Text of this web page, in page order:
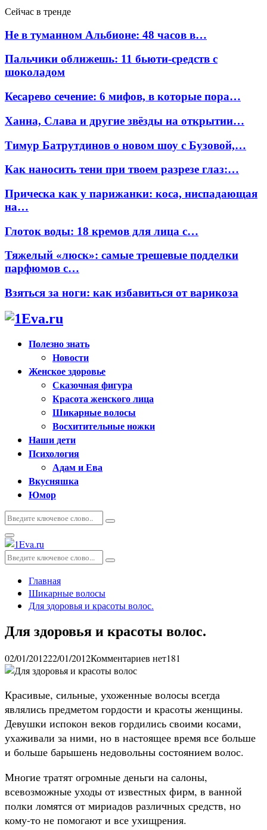
Сейчас в тренде
Не в туманном Альбионе: 48 часов в…
Пальчики оближешь: 11 бьюти-средств с
шоколадом
Кесарево сечение: 6 мифов, в которые пора…
Ханна, Слава и другие звёзды на открытии…
Тимур Батрутдинов о новом шоу с Бузовой,…
Как наносить тени при твоем разрезе глаз:…
Прическа как у парижанки: коса, ниспадающая
на…
Глоток воды: 18 кремов для лица с…
Тяжелый «люск»: самые трешевые подделки
парфюмов с…
Взяться за ноги: как избавиться от варикоза
Полезно знать
Новости
Женское здоровье
Сказочная фигура
Красота женского лица
Шикарные волосы
Восхитительные ножки
Наши дети
Психология
Адам и Ева
Вкусняшка
Юмор
Искать:
Поиск
Основное
меню
Искать:
Поиск
Главная
Шикарные волосы
Для здоровья и красоты волос.
Для здоровья и красоты волос.
02/01/201222/01/2012Комментариев нет181
Красивые, сильные, ухоженные волосы всегда
являлись предметом гордости и красоты женщины.
Девушки испокон веков гордились своими косами,
ухаживали за ними, но в настоящее время все больше
и больше барышень недовольны состоянием волос.
Многие тратят огромные деньги на салоны,
всевозможные уходы от известных фирм, в ванной
полки ломятся от мириадов различных средств, но
кому-то не помогают и все ухищрения.